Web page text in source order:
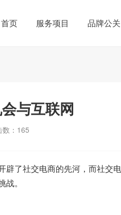
首页 服务项目 品牌公关
与互联网
： 165
了社交电商的先河，而社交
。